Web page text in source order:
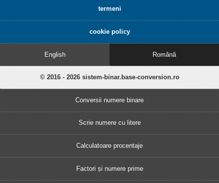
termeni
cookie policy
English Română
© 2016 - 2026 sistem-binar.base-conversion.ro
Conversii numere binare
Scrie numere cu litere
Calculatoare procentaje
Factori și numere prime